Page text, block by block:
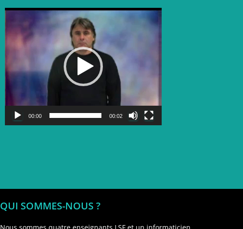
Lecteur
vidéo
00:00 00:02
QUI SOMMES-NOUS ?